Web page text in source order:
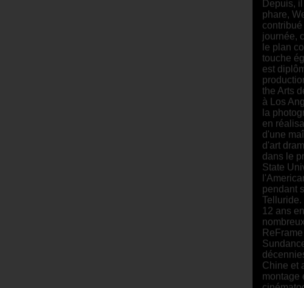
phare,
journée,
le plan
touche
est
the Arts
à Los
la
en
d'une
d'art
dans le
State
pendant
12 ans
Chine et
montage